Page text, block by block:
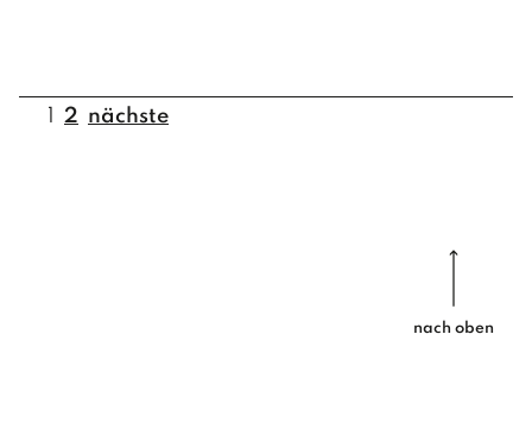
2 nächste
nach oben